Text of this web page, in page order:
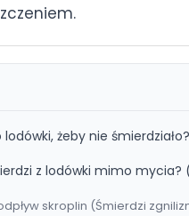
lodówki, żeby nie
z lodówki mimo
skroplin (Śmierdzi